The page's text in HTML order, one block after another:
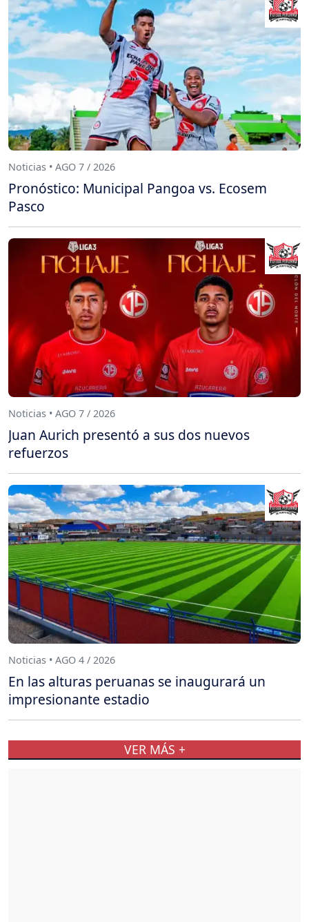
Noticias • AGO 7 / 2026
Pronóstico: Municipal Pangoa vs. Ecosem
Pasco
Noticias • AGO 7 / 2026
Juan Aurich presentó a sus dos nuevos
refuerzos
Noticias • AGO 4 / 2026
En las alturas peruanas se inaugurará un
impresionante estadio
VER MÁS +